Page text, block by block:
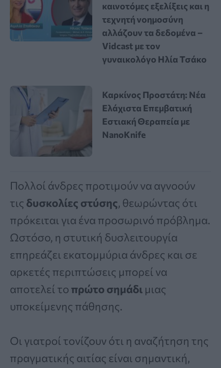
καινοτόμες εξελίξεις και η
τεχνητή νοημοσύνη
αλλάζουν τα δεδομένα –
Vidcast με τον
γυναικολόγο Ηλία Τσάκο
Καρκίνος Προστάτη: Νέα
Ελάχιστα Επεμβατική
Εστιακή Θεραπεία με
NanoKnife
Πολλοί άνδρες προτιμούν να αγνοούν
τις δυσκολίες στύσης, θεωρώντας ότι
πρόκειται για ένα προσωρινό πρόβλημα.
Ωστόσο, η στυτική δυσλειτουργία
επηρεάζει εκατομμύρια άνδρες και σε
αρκετές περιπτώσεις μπορεί να
αποτελεί το πρώτο σημάδι μιας
υποκείμενης πάθησης.
Οι γιατροί τονίζουν ότι η αναζήτηση της
πραγματικής αιτίας είναι σημαντική,